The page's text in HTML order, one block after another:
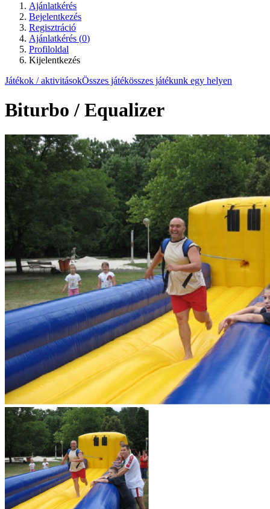
Ajánlatkérés
Bejelentkezés
Regisztráció
Ajánlatkérés (0)
Profiloldal
Kijelentkezés
Játékok / aktivitásokÖsszes játékösszes játékunk egy helyen
Biturbo / Equalizer